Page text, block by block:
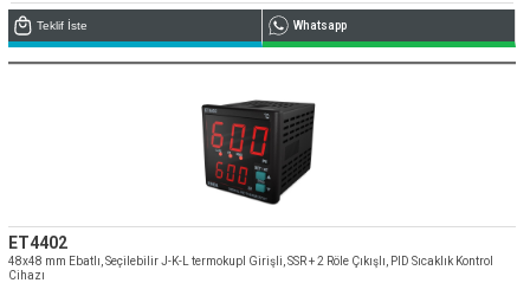
Teklif İste Whatsapp
ET4402
48x48 mm Ebatlı, Seçilebilir J-K-L termokupl Girişli, SSR + 2 Röle Çıkışlı, PID Sıcaklık Kontrol
Cihazı